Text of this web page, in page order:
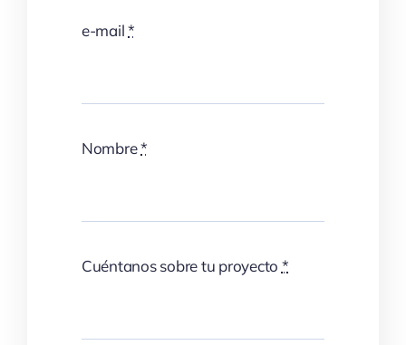
e-mail*
Nombre*
Cuéntanos sobre tu proyecto *